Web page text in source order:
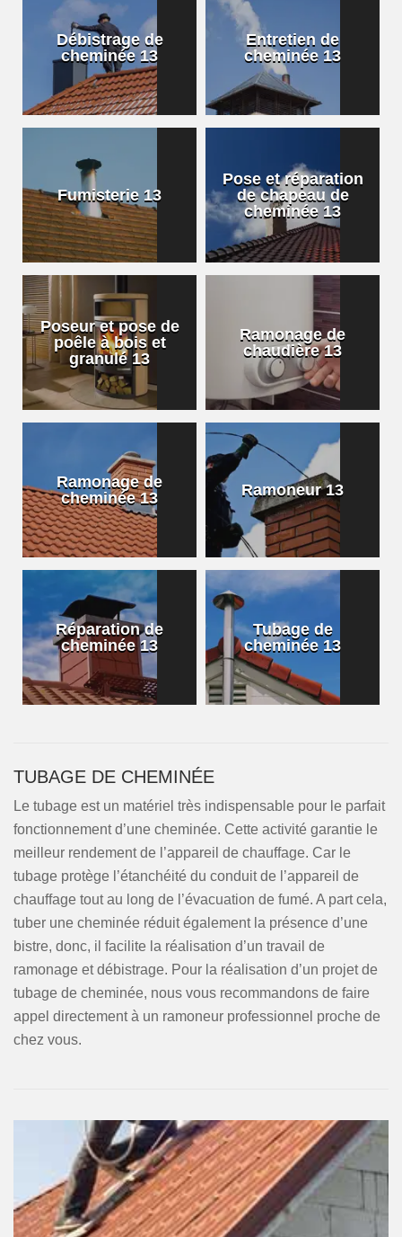
Débistrage de
cheminée 13
Entretien de
cheminée 13
Fumisterie 13
Pose et réparation
de chapeau de
cheminée 13
Poseur et pose de
poêle à bois et
granulé 13
Ramonage de
chaudière 13
Ramonage de
cheminée 13
Ramoneur 13
Réparation de
cheminée 13
Tubage de
cheminée 13
TUBAGE DE CHEMINÉE
Le tubage est un matériel très indispensable pour le parfait
fonctionnement d’une cheminée. Cette activité garantie le
meilleur rendement de l’appareil de chauffage. Car le
tubage protège l’étanchéité du conduit de l’appareil de
chauffage tout au long de l’évacuation de fumé. A part cela,
tuber une cheminée réduit également la présence d’une
bistre, donc, il facilite la réalisation d’un travail de
ramonage et débistrage. Pour la réalisation d’un projet de
tubage de cheminée, nous vous recommandons de faire
appel directement à un ramoneur professionnel proche de
chez vous.